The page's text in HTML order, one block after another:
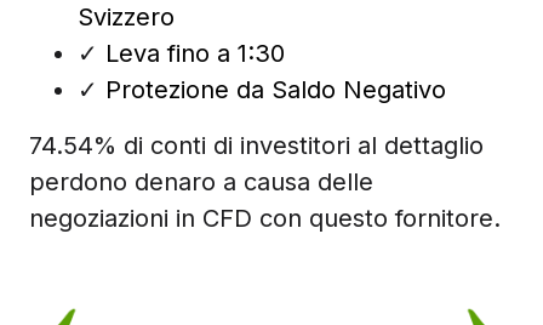
Svizzero
✓ Leva fino a 1:30
✓ Protezione da Saldo Negativo
74.54% di conti di investitori al dettaglio
perdono denaro a causa delle
negoziazioni in CFD con questo fornitore.